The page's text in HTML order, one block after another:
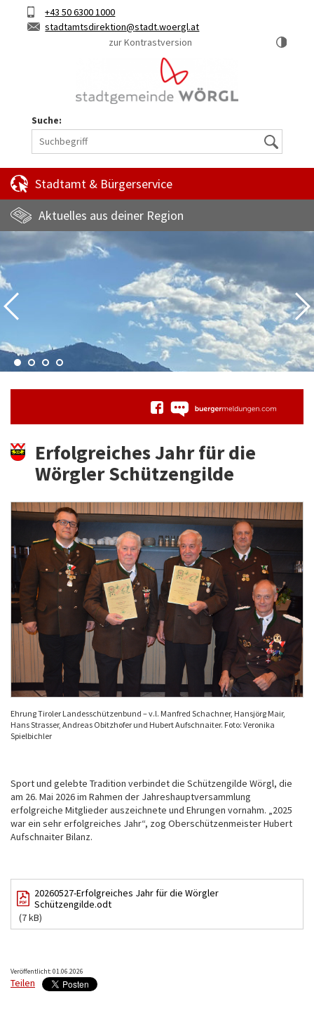
Hauptinhalt
KurztasteTelefon+43 50 6300 1000
E-
stadtamtsdirektion
stadt.woergl.at
zur Kontrastversion
Suche:
Suche
Stadtamt & Bürgerservice
Aktuelles aus deiner Region
Erfolgreiches Jahr für die
Wörgler Schützengilde
Ehrung Tiroler Landesschützenbund – v.l. Manfred Schachner, Hansjörg Mair,
Hans Strasser, Andreas Obitzhofer und Hubert Aufschnaiter. Foto: Veronika
Spielbichler
Sport und gelebte Tradition verbindet die Schützengilde Wörgl, die
am 26. Mai 2026 im Rahmen der Jahreshauptversammlung
erfolgreiche Mitglieder auszeichnete und Ehrungen vornahm. „2025
war ein sehr erfolgreiches Jahr“, zog Oberschützenmeister Hubert
Aufschnaiter Bilanz.
20260527-Erfolgreiches Jahr für die Wörgler
Schützengilde.odt
(7 kB)
Veröffentlicht: 01.06.2026
Teilen